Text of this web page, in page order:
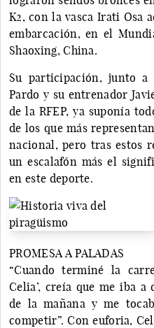
K2, con la vasca Irati Osa
embarcación, en el
Shaoxing, China.
Su participación, junto
Pardo y su entrenador
de la RFEP, ya suponía
de los que más
nacional, pero tras estos
un escalafón más el
en este deporte.
PROMESA A PALADAS
“Cuando terminé la
Celia’, creía que me iba a
de la mañana y me
competir”. Con euforia,